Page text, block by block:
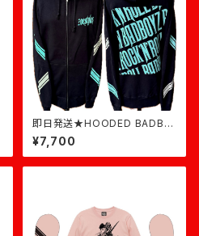
即日発送★HOODED BADBO
YZ ROCK★黒×ミント
¥7,700